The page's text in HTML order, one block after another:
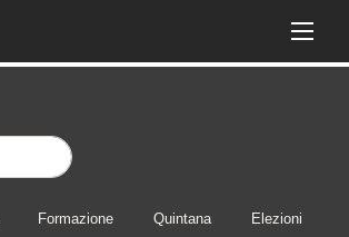
Formazione Quintana Elezioni